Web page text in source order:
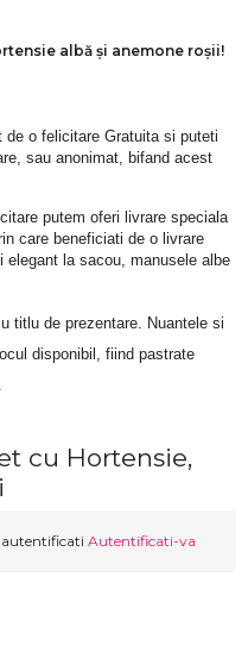
albă și anemone roșii!
o felicitare Gratuita si puteti
sau anonimat, bifand acest
putem oferi livrare speciala
care beneficiati de o livrare
la sacou, manusele albe
titlu de prezentare. Nuantele si
disponibil, fiind pastrate
cu Hortensie,
autentificati Autentificati-va